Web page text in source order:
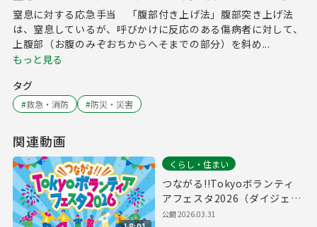
窒息に対する応急手当 「腹部付き上げ法」腹部突き上げ法
は、窒息しているが、呼びかけに反応のある傷病者に対して、
上腹部（お腹のみぞおちからへそまでの部分）を斜め...
もっと見る
タグ
#救急・消防 #防災・災害
関連動画
くらし・住まい
つながる!!Tokyoボランティ
アフェスタ2026（ダイジェス
ト版）
公開2026.03.31